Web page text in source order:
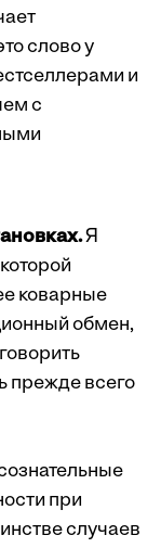
слово у
и
с
Я
коварные
обмен,
прежде всего
при
случаев